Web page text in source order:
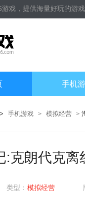
游戏，提供海量好玩的游戏
手机
> 手机游戏 > 模拟经营 >
:克朗代克离
类型： 模拟经营